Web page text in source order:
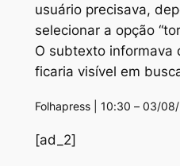
usuário precisava,
selecionar a opção
O subtexto informava
ficaria visível em
Folhapress | 10:30 – 03/
[ad_2]